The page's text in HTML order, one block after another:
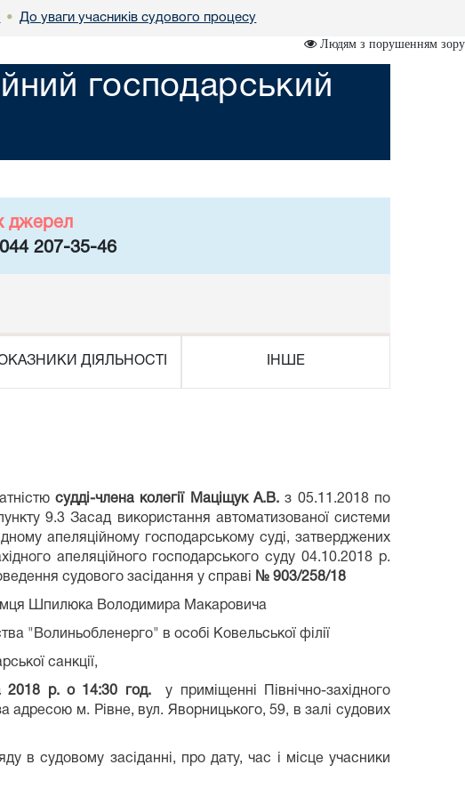
• До уваги учасників судового процесу
Людям з порушенням зору
господарський
джерел
207-35-46
ДІЯЛЬНОСТІ ІНШЕ
судді-члена колегії Маціщук А.В.з 05.11.2018 по
9.3 Засад використання автоматизованої системи
апеляційному господарському суді, затверджених
апеляційного господарського суду 04.10.2018 р.
судового засідання у справі № 903/258/18
Шпилюка Володимира Макаровича
"Волиньобленерго" в особі Ковельської філії
санкції,
2018 р. о 14:30 год.у приміщенні Північно-західного
адресою м. Рівне, вул. Яворницького, 59, в залі судових
в судовому засіданні, про дату, час і місце учасники